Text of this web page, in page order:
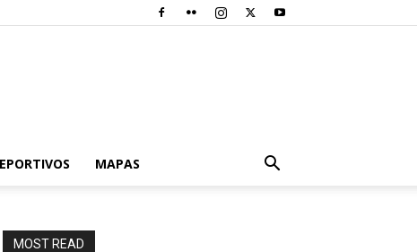
MAPAS
MOST READ